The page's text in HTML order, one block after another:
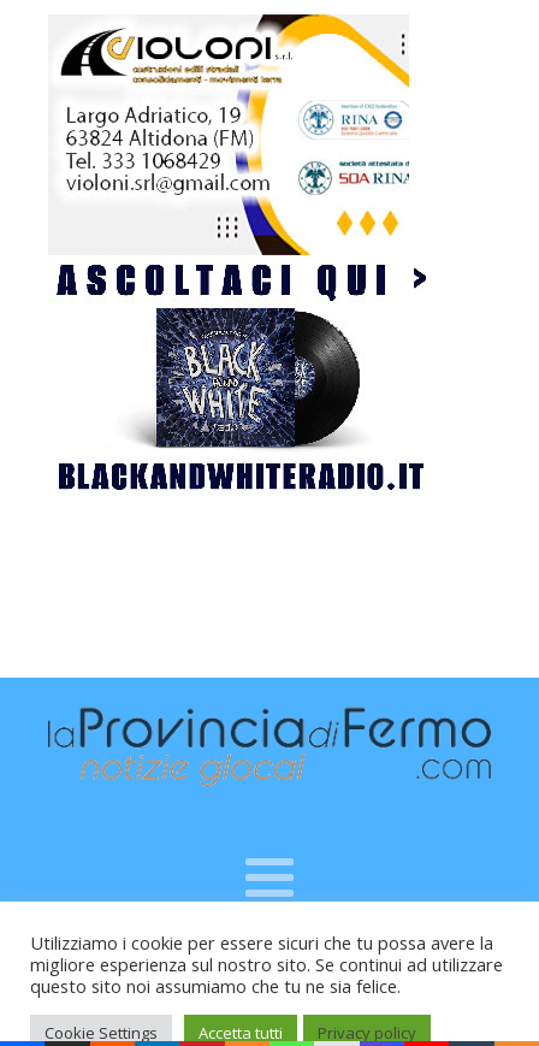
Raffaele Vitali - via Leopardi 10 - 61121 Pesaro (PU) -
Cod.Fisc VTLRFL77B02L500Y - Testata giornalistica, aut.
Trib.Fermo n.04/2010 del 05/08/2010
Utilizziamo i cookie per essere sicuri che tu possa avere la
migliore esperienza sul nostro sito. Se continui ad utilizzare
questo sito noi assumiamo che tu ne sia felice.
Cookie Settings Accetta tutti Privacy policy